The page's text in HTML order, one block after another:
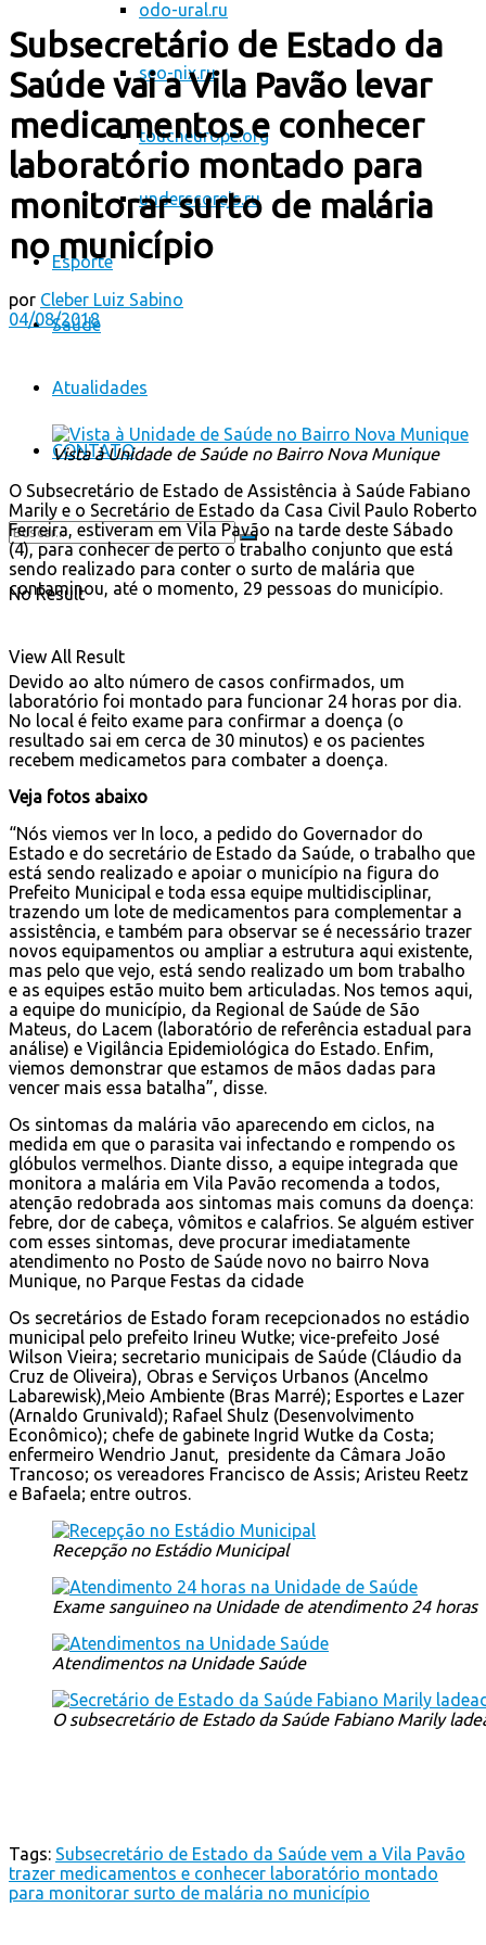
odo-ural.ru
seo-nix.ru
toucheurope.org
underscorejs.ru
Esporte
Saúde
Atualidades
CONTATO
No Result
View All Result
Subsecretário de Estado da
Saúde vai a Vila Pavão levar
medicamentos e conhecer
laboratório montado para
monitorar surto de malária
no município
por Cleber Luiz Sabino
04/08/2018
Vista à Unidade de Saúde no Bairro Nova Munique
O Subsecretário de Estado de Assistência à Saúde Fabiano
Marily e o Secretário de Estado da Casa Civil Paulo Roberto
Ferreira, estiveram em Vila Pavão na tarde deste Sábado
(4), para conhecer de perto o trabalho conjunto que está
sendo realizado para conter o surto de malária que
contaminou, até o momento, 29 pessoas do município.
Devido ao alto número de casos confirmados, um
laboratório foi montado para funcionar 24 horas por dia.
No local é feito exame para confirmar a doença (o
resultado sai em cerca de 30 minutos) e os pacientes
recebem medicametos para combater a doença.
Veja fotos abaixo
“Nós viemos ver In loco, a pedido do Governador do
Estado e do secretário de Estado da Saúde, o trabalho que
está sendo realizado e apoiar o município na figura do
Prefeito Municipal e toda essa equipe multidisciplinar,
trazendo um lote de medicamentos para complementar a
assistência, e também para observar se é necessário trazer
novos equipamentos ou ampliar a estrutura aqui existente,
mas pelo que vejo, está sendo realizado um bom trabalho
e as equipes estão muito bem articuladas. Nos temos aqui,
a equipe do município, da Regional de Saúde de São
Mateus, do Lacem (laboratório de referência estadual para
análise) e Vigilância Epidemiológica do Estado. Enfim,
viemos demonstrar que estamos de mãos dadas para
vencer mais essa batalha”, disse.
Os sintomas da malária vão aparecendo em ciclos, na
medida em que o parasita vai infectando e rompendo os
glóbulos vermelhos. Diante disso, a equipe integrada que
monitora a malária em Vila Pavão recomenda a todos,
atenção redobrada aos sintomas mais comuns da doença:
febre, dor de cabeça, vômitos e calafrios. Se alguém estiver
com esses sintomas, deve procurar imediatamente
atendimento no Posto de Saúde novo no bairro Nova
Munique, no Parque Festas da cidade
Os secretários de Estado foram recepcionados no estádio
municipal pelo prefeito Irineu Wutke; vice-prefeito José
Wilson Vieira; secretario municipais de Saúde (Cláudio da
Cruz de Oliveira), Obras e Serviços Urbanos (Ancelmo
Labarewisk),Meio Ambiente (Bras Marré); Esportes e Lazer
(Arnaldo Grunivald); Rafael Shulz (Desenvolvimento
Econômico); chefe de gabinete Ingrid Wutke da Costa;
enfermeiro Wendrio Janut, presidente da Câmara João
Trancoso; os vereadores Francisco de Assis; Aristeu Reetz
e Bafaela; entre outros.
Recepção no Estádio Municipal
Exame sanguineo na Unidade de atendimento 24 horas
Atendimentos na Unidade Saúde
O subsecretário de Estado da Saúde Fabiano Marily
Tags: Subsecretário de Estado da Saúde vem a Vila Pavão
trazer medicamentos e conhecer laboratório montado
para monitorar surto de malária no município